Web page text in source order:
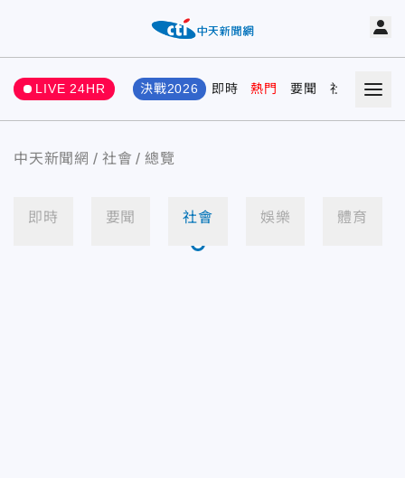
LIVE 24HR 決戰2026 即時 熱門 要聞 社會 娛樂
中天新聞網 社會 總覽
即時 要聞 社會 娛樂 體育